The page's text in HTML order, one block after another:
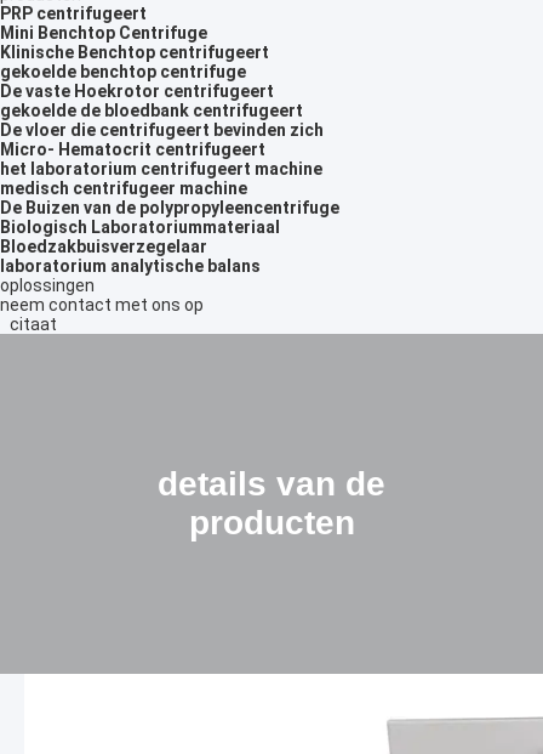
PRP centrifugeert
Mini Benchtop Centrifuge
Klinische Benchtop centrifugeert
gekoelde benchtop centrifuge
De vaste Hoekrotor centrifugeert
gekoelde de bloedbank centrifugeert
De vloer die centrifugeert bevinden zich
Micro- Hematocrit centrifugeert
het laboratorium centrifugeert machine
medisch centrifugeer machine
De Buizen van de polypropyleencentrifuge
Biologisch Laboratoriummateriaal
Bloedzakbuisverzegelaar
laboratorium analytische balans
oplossingen
neem contact met ons op
citaat
details van de
producten